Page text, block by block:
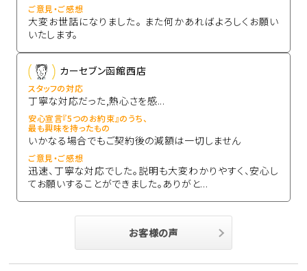
ご意見・ご感想
大変お世話になりました。 また何かあればよろしくお願い
いたします。
カーセブン函館西店
スタッフの対応
丁寧な対応だった,熱心さを感...
安心宣言『5つのお約束』のうち、
最も興味を持ったもの
いかなる場合でもご契約後の減額は一切しません
ご意見・ご感想
迅速、丁寧な対応でした。説明も大変わかりやすく、安心し
てお願いすることができました。ありがと...
お客様の声